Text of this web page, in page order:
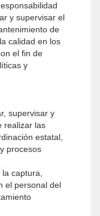
y supervisar el
de
calidad en los
el fin de
y
supervisar y
realizar las
estatal,
procesos
captura,
el personal del